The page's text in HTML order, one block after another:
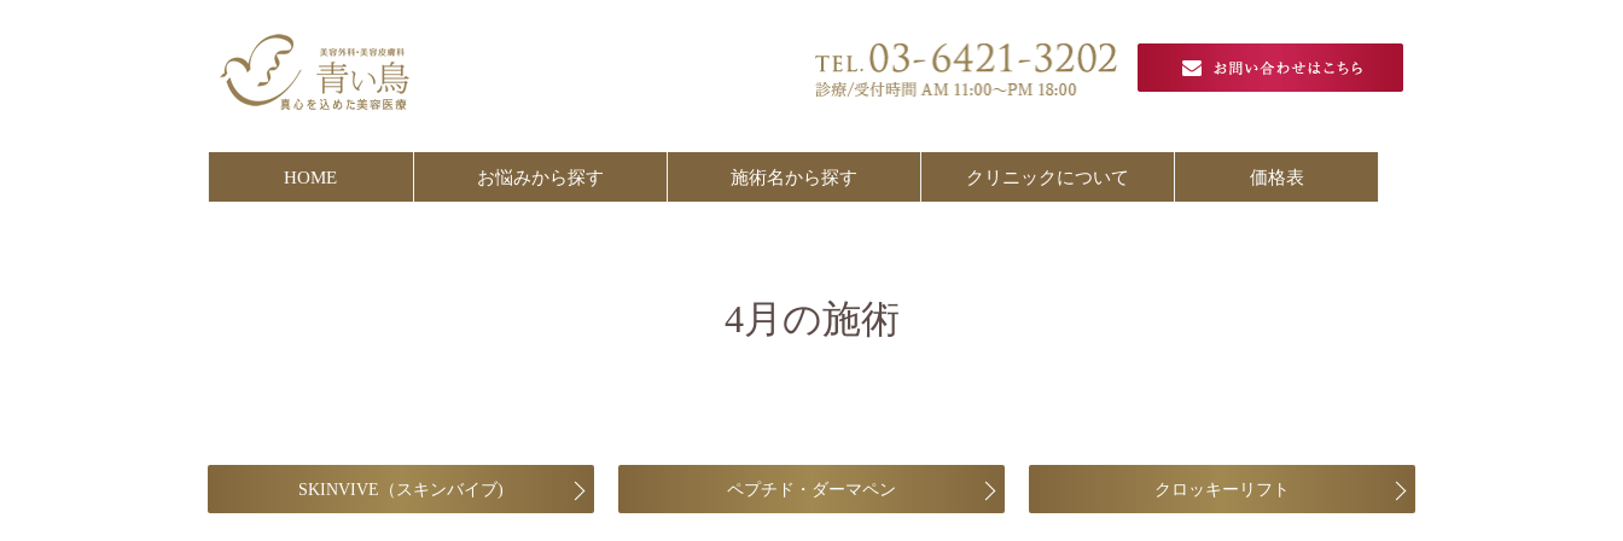
HOME お悩みから探す 施術名から探す クリニックについて 価格表
4月の施術
SKINVIVE（スキンバイブ) ペプチド・ダーマペン クロッキーリフト